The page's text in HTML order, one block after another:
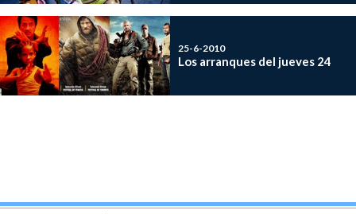
25-6-2010
Los arranques del jueves 24